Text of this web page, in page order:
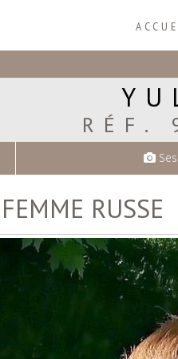
RÉF.
Ses
FEMME RUSSE